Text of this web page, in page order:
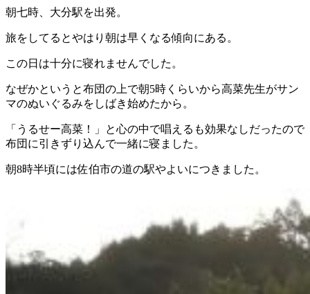
朝七時、大分駅を出発。
旅をしてるとやはり朝は早くなる傾向にある。
この日は十分に寝れませんでした。
なぜかというと布団の上で朝5時くらいから高菜先生がサン
マのぬいぐるみをしばき始めたから。
「うるせー高菜！」と心の中で唱えるも効果なしだったので
布団に引きずり込んで一緒に寝ました。
朝8時半頃には佐伯市の道の駅やよいにつきました。